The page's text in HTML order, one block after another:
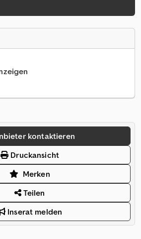
kontaktieren
Druckansicht
Merken
Teilen
Inserat melden